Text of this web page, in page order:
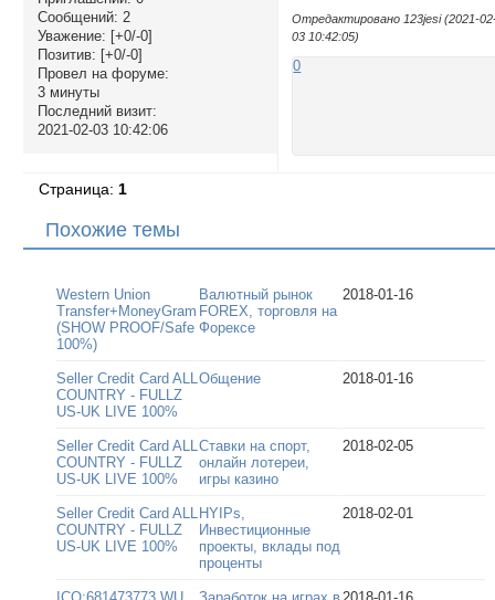
Сообщений: 2
Уважение: [+0/-0]
Позитив: [+0/-0]
Провел на форуме:
3 минуты
Последний визит:
2021-02-03 10:42:06
Отредактировано 123jesi (2021-
03 10:42:05)
0
Страница: 1
Похожие темы
Western Union
Transfer+MoneyGram
(SHOW PROOF/Safe
100%)
Валютный рынок
FOREX, торговля на
Форексе
2018-01-16
Seller Credit Card ALL
COUNTRY - FULLZ
US-UK LIVE 100%
Общение 2018-01-16
Seller Credit Card ALL
COUNTRY - FULLZ
US-UK LIVE 100%
Ставки на спорт,
онлайн лотереи,
игры казино
2018-02-05
Seller Credit Card ALL
COUNTRY - FULLZ
US-UK LIVE 100%
HYIPs,
Инвестиционные
проекты, вклады под
проценты
2018-02-01